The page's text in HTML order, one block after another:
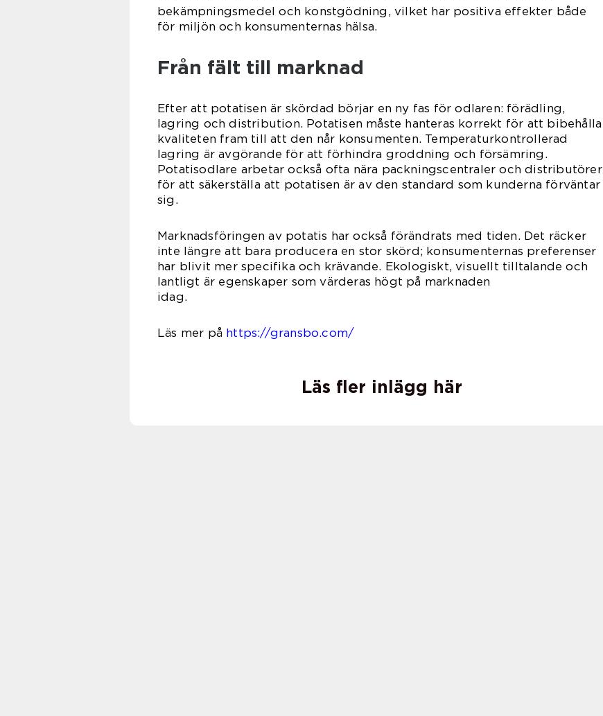
bekämpningsmedel och konstgödning, vilket har positiva effekter både
för miljön och konsumenternas hälsa.
Från fält till marknad
Efter att potatisen är skördad börjar en ny fas för odlaren: förädling,
lagring och distribution. Potatisen måste hanteras korrekt för att bibehålla
kvaliteten fram till att den når konsumenten. Temperaturkontrollerad
lagring är avgörande för att förhindra groddning och försämring.
Potatisodlare arbetar också ofta nära packningscentraler och distributörer
för att säkerställa att potatisen är av den standard som kunderna förväntar
sig.
Marknadsföringen av potatis har också förändrats med tiden. Det räcker
inte längre att bara producera en stor skörd; konsumenternas preferenser
har blivit mer specifika och krävande. Ekologiskt, visuellt tilltalande och
lantligt är egenskaper som värderas högt på marknaden
idag.
Läs mer på https://gransbo.com/
Läs fler inlägg här